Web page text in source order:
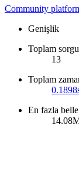
Community
Genişlik
Toplam sorgu
13
Toplam
En fazla